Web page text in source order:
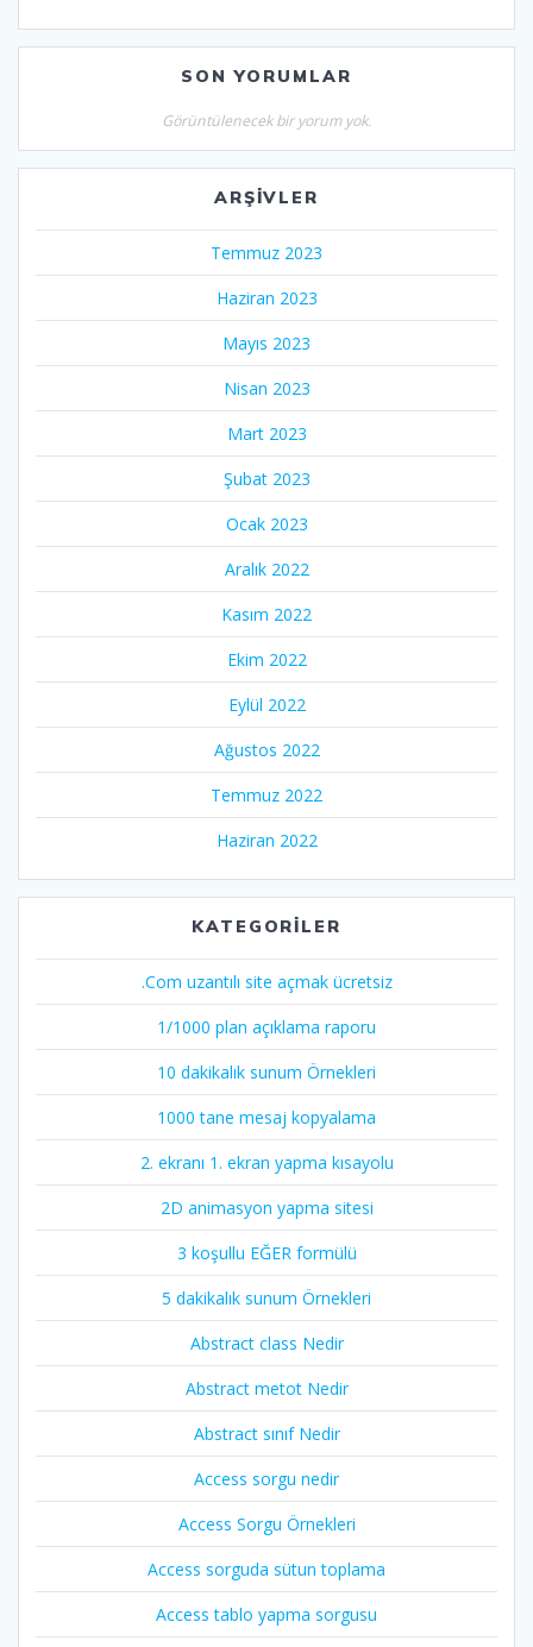
SON YORUMLAR
Görüntülenecek bir yorum yok.
ARŞIVLER
Temmuz 2023
Haziran 2023
Mayıs 2023
Nisan 2023
Mart 2023
Şubat 2023
Ocak 2023
Aralık 2022
Kasım 2022
Ekim 2022
Eylül 2022
Ağustos 2022
Temmuz 2022
Haziran 2022
KATEGORILER
.Com uzantılı site açmak ücretsiz
1/1000 plan açıklama raporu
10 dakikalık sunum Örnekleri
1000 tane mesaj kopyalama
2. ekranı 1. ekran yapma kısayolu
2D animasyon yapma sitesi
3 koşullu EĞER formülü
5 dakikalık sunum Örnekleri
Abstract class Nedir
Abstract metot Nedir
Abstract sınıf Nedir
Access sorgu nedir
Access Sorgu Örnekleri
Access sorguda sütun toplama
Access tablo yapma sorgusu